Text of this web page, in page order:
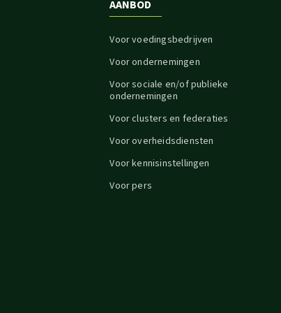
AANBOD
Voor voedingsbedrijven
Voor ondernemingen
Voor sociale en/of publieke
ondernemingen
Voor clusters en federaties
Voor overheidsdiensten
Voor kennisinstellingen
Voor pers